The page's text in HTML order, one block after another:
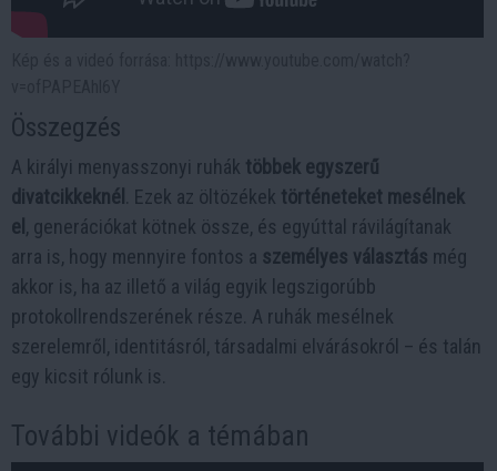
Összegzés
A királyi menyasszonyi ruhák többek egyszerű
divatcikkeknél
. Ezek az öltözékek történeteket mesélnek
el , generációkat kötnek össze, és egyúttal rávilágítanak
arra is, hogy mennyire fontos a személyes választás még
akkor is, ha az illető a világ egyik legszigorúbb
protokollrendszerének része. A ruhák mesélnek
szerelemről, identitásról, társadalmi elvárásokról – és talán
egy kicsit rólunk is.
További videók a témában